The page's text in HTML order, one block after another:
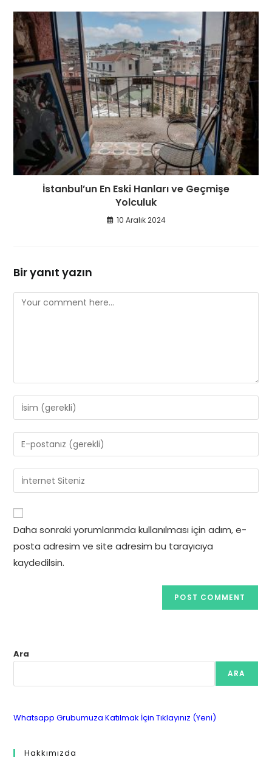
İstanbul’un En Eski Hanları ve Geçmişe
Yolculuk
10 Aralık 2024
Bir yanıt yazın
Comment
Enter
your
name
or
to
comment
Enter
your
email
address
comment
Enter
your
website
URL
(optional)
Daha sonraki yorumlarımda kullanılması için adım, e-
posta adresim ve site adresim bu tarayıcıya
kaydedilsin.
Ara
ARA
Whatsapp Grubumuza Katılmak İçin Tıklayınız (Yeni)
Hakkımızda